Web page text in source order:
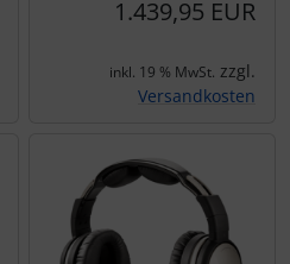
1.439,95 EUR
inkl. 19 % MwSt. zzgl.
Versandkosten